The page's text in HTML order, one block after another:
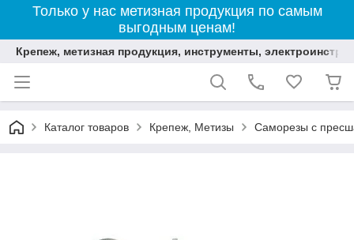
Только у нас метизная продукция по самым
выгодным ценам!
Крепеж, метизная продукция, инструменты,
Каталог товаров Крепеж, Метизы Саморезы с